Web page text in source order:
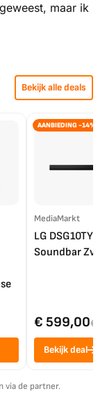
maar ik
Bekijk alle deals
AANBIEDING -14%
MediaMarkt
LG DSG10TY
Soundbar
€ 599,00€
Bekijk deal
via de partner.